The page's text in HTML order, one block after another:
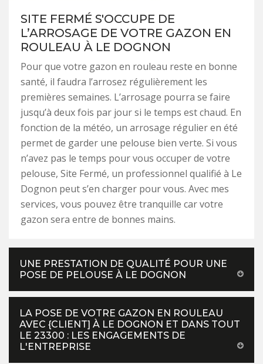
SITE FERMÉ S'OCCUPE DE
L’ARROSAGE DE VOTRE GAZON EN
ROULEAU À LE DOGNON
Pour que votre gazon en rouleau reste en bonne
santé, il faudra l’arrosez régulièrement les
premières semaines. L’arrosage pourra se faire
jusqu’à deux fois par jour si le temps est chaud. En
fonction de la météo, un arrosage régulier en été
permet de garder une pelouse bien verte. Si vous
n’avez pas le temps pour vous occuper de votre
pelouse, Site Fermé, un professionnel qualifié à Le
Dognon peut s’en charger pour vous. Avec mes
services, vous pouvez être tranquille car votre
gazon sera entre de bonnes mains.
UNE PRESTATION DE QUALITÉ POUR UNE
POSE DE PELOUSE À LE DOGNON
LA POSE DE VOTRE GAZON EN ROULEAU
AVEC {CLIENT] À LE DOGNON ET DANS TOUT
LE 23300 : LES ENGAGEMENTS DE
L'ENTREPRISE